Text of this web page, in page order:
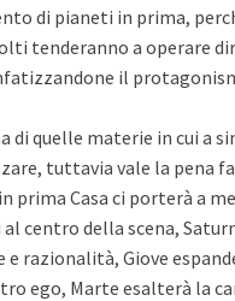
di pianeti in prima,
tenderanno a operare
il
di quelle materie in cui a
tuttavia vale la pena
prima Casa ci porterà a
centro della scena,
razionalità, Giove
ego, Marte esalterà la